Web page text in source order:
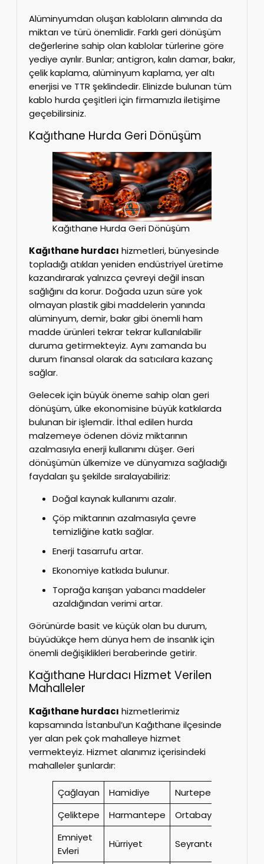
Alüminyumdan oluşan kabloların alımında da
miktarı ve türü önemlidir. Farklı geri dönüşüm
değerlerine sahip olan kablolar türlerine göre
yediye ayrılır. Bunlar; antigron, kalın damar, bakır,
çelik kaplama, alüminyum kaplama, yer altı
enerjisi ve TTR şeklindedir. Elinizde bulunan tüm
kablo hurda çeşitleri için firmamızla iletişime
geçebilirsiniz.
Kağıthane Hurda Geri Dönüşüm
Kağıthane Hurda Geri Dönüşüm
Kağıthane hurdacı hizmetleri, bünyesinde
topladığı atıkları yeniden endüstriyel üretime
kazandırarak yalnızca çevreyi değil insan
sağlığını da korur. Doğada uzun süre yok
olmayan plastik gibi maddelerin yanında
alüminyum, demir, bakır gibi önemli ham
madde ürünleri tekrar tekrar kullanılabilir
duruma getirmekteyiz. Aynı zamanda bu
durum finansal olarak da satıcılara kazanç
sağlar.
Gelecek için büyük öneme sahip olan geri
dönüşüm, ülke ekonomisine büyük katkılarda
bulunan bir işlemdir. İthal edilen hurda
malzemeye ödenen döviz miktarının
azalmasıyla enerji kullanımı düşer. Geri
dönüşümün ülkemize ve dünyamıza sağladığı
faydaları şu şekilde sıralayabiliriz:
Doğal kaynak kullanımı azalır.
Çöp miktarının azalmasıyla çevre
temizliğine katkı sağlar.
Enerji tasarrufu artar.
Ekonomiye katkıda bulunur.
Toprağa karışan yabancı maddeler
azaldığından verimi artar.
Görünürde basit ve küçük olan bu durum,
büyüdükçe hem dünya hem de insanlık için
önemli değişiklikleri beraberinde getirir.
Kağıthane Hurdacı Hizmet Verilen
Mahalleler
Kağıthane hurdacı hizmetlerimiz
kapsamında İstanbul’un Kağıthane ilçesinde
yer alan pek çok mahalleye hizmet
vermekteyiz. Hizmet alanımız içerisindeki
mahalleler şunlardır:
Çağlayan Hamidiye Nurtepe
Çeliktepe
Harmantepe Ortabayır
Emniyet
Evleri
Hürriyet Seyrantepe